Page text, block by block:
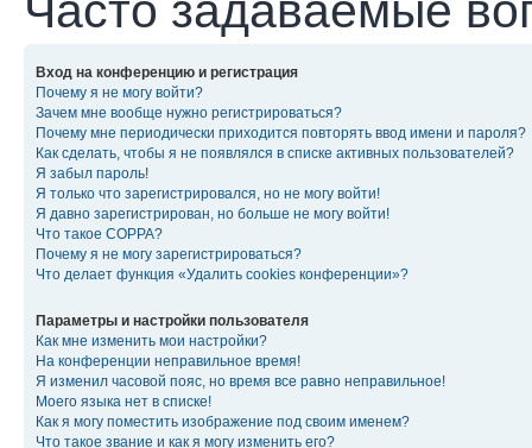
Вход на конференцию и регистрация
Почему я не могу войти?
Зачем мне вообще нужно регистрироваться?
Почему мне периодически приходится повторять ввод имени и пароля?
Как сделать, чтобы я не появлялся в списке активных пользователей?
Я забыл пароль!
Я только что зарегистрировался, но не могу войти!
Я давно зарегистрирован, но больше не могу войти!
Что такое COPPA?
Почему я не могу зарегистрироваться?
Что делает функция «Удалить cookies конференции»?
Параметры и настройки пользователя
Как мне изменить мои настройки?
На конференции неправильное время!
Я изменил часовой пояс, но время все равно неправильное!
Моего языка нет в списке!
Как я могу поместить изображение под своим именем?
Что такое звание и как я могу изменить его?